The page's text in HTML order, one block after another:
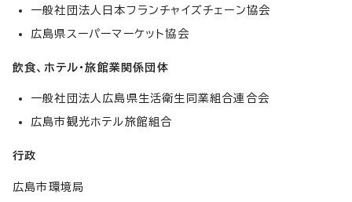
一般社団法人日本フランチャイズチェーン協会
広島県スーパーマーケット協会
飲食、ホテル・旅館業関係団体
一般社団法人広島県生活衛生同業組合連合会
広島市観光ホテル旅館組合
行政
広島市環境局